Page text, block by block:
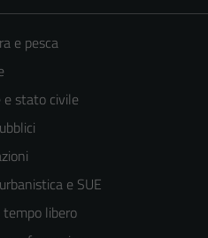
e pesca
e stato civile
e SUE
libero